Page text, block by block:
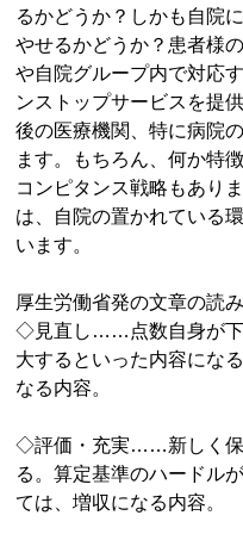
るかどうか？しかも自院
やせるかどうか？患者様
や自院グループ内で対応
ンストップサービスを提
後の医療機関、特に病院
ます。もちろん、何か特
コンピタンス戦略もあり
は、自院の置かれている
います。
厚生労働省発の文章の読
◇見直し……点数自身が下
大するといった内容にな
なる内容。
◇評価・充実……新しく保
る。算定基準のハードル
ては、増収になる内容。